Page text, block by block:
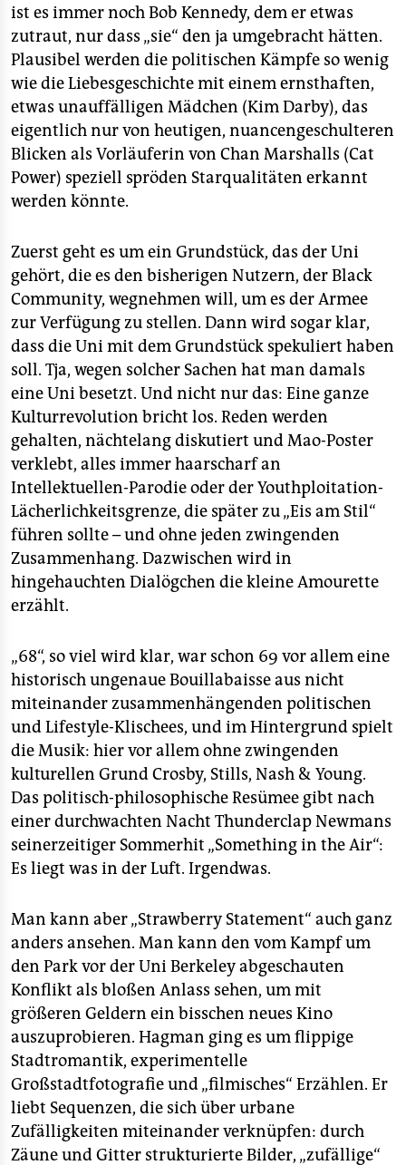
ist es immer noch Bob Kennedy, dem er etwas
zutraut, nur dass „sie“ den ja umgebracht hätten.
Plausibel werden die politischen Kämpfe so wenig
wie die Liebesgeschichte mit einem ernsthaften,
etwas unauffälligen Mädchen (Kim Darby), das
eigentlich nur von heutigen, nuancengeschulteren
Blicken als Vorläuferin von Chan Marshalls (Cat
Power) speziell spröden Starqualitäten erkannt
werden könnte.
Zuerst geht es um ein Grundstück, das der Uni
gehört, die es den bisherigen Nutzern, der Black
Community, wegnehmen will, um es der Armee
zur Verfügung zu stellen. Dann wird sogar klar,
dass die Uni mit dem Grundstück spekuliert haben
soll. Tja, wegen solcher Sachen hat man damals
eine Uni besetzt. Und nicht nur das: Eine ganze
Kulturrevolution bricht los. Reden werden
gehalten, nächtelang diskutiert und Mao-Poster
verklebt, alles immer haarscharf an
Intellektuellen-Parodie oder der Youthploitation-
Lächerlichkeitsgrenze, die später zu „Eis am Stil“
führen sollte – und ohne jeden zwingenden
Zusammenhang. Dazwischen wird in
hingehauchten Dialögchen die kleine Amourette
erzählt.
„68“, so viel wird klar, war schon 69 vor allem eine
historisch ungenaue Bouillabaisse aus nicht
miteinander zusammenhängenden politischen
und Lifestyle-Klischees, und im Hintergrund spielt
die Musik: hier vor allem ohne zwingenden
kulturellen Grund Crosby, Stills, Nash & Young.
Das politisch-philosophische Resümee gibt nach
einer durchwachten Nacht Thunderclap Newmans
seinerzeitiger Sommerhit „Something in the Air“:
Es liegt was in der Luft. Irgendwas.
Man kann aber „Strawberry Statement“ auch ganz
anders ansehen. Man kann den vom Kampf um
den Park vor der Uni Berkeley abgeschauten
Konflikt als bloßen Anlass sehen, um mit
größeren Geldern ein bisschen neues Kino
auszuprobieren. Hagman ging es um flippige
Stadtromantik, experimentelle
Großstadtfotografie und „filmisches“ Erzählen. Er
liebt Sequenzen, die sich über urbane
Zufälligkeiten miteinander verknüpfen: durch
Zäune und Gitter strukturierte Bilder, „zufällige“